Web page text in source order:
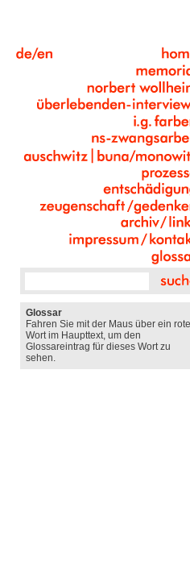
Glossar
Fahren Sie mit der Maus über ein
Wort im Haupttext, um den
Glossareintrag für dieses Wort zu
sehen.